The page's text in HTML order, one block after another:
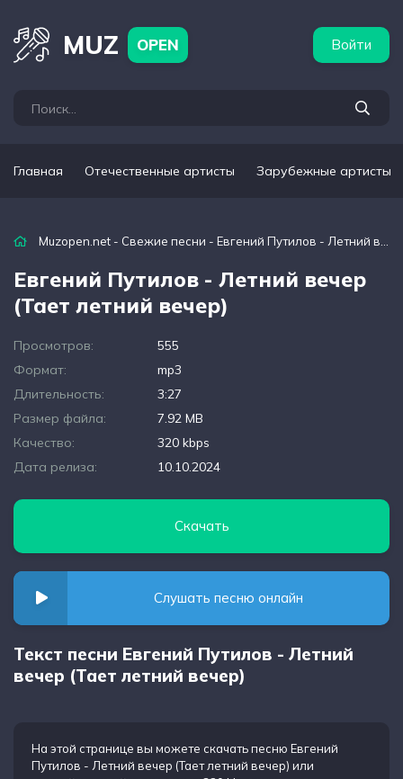
MUZ OPEN Войти
Главная Отечественные артисты Зарубежные артисты
Muzopen.net - Свежие песни - Евгений Путилов - Летний вечер (Тает летний вечер)
Евгений Путилов - Летний вечер
(Тает летний вечер)
Просмотров:
555
Формат:
mp3
Длительность:
3:27
Размер файла:
7.92 MB
Качество:
320 kbps
Дата релиза:
10.10.2024
Скачать
Слушать песню онлайн
Текст песни Евгений Путилов - Летний
вечер (Тает летний вечер)
На этой странице вы можете скачать песню Евгений
Путилов - Летний вечер (Тает летний вечер) или
артисты Популярные подборки